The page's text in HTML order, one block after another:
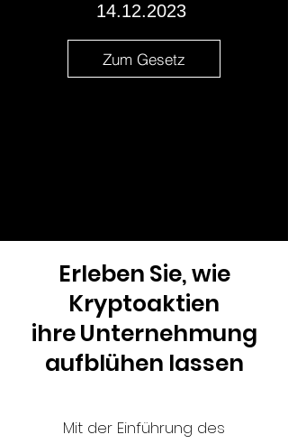
14.12.2023
Zum Gesetz
Erleben Sie, wie
Kryptoaktien
ihre Unternehmung
aufblühen lassen
Mit der Einführung des